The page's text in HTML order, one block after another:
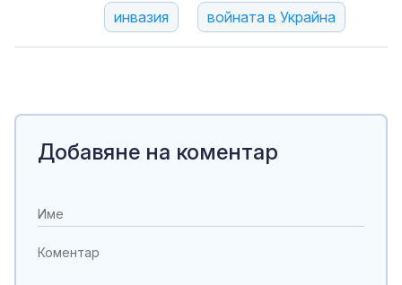
инвазия войната в Украйна
Добавяне на коментар